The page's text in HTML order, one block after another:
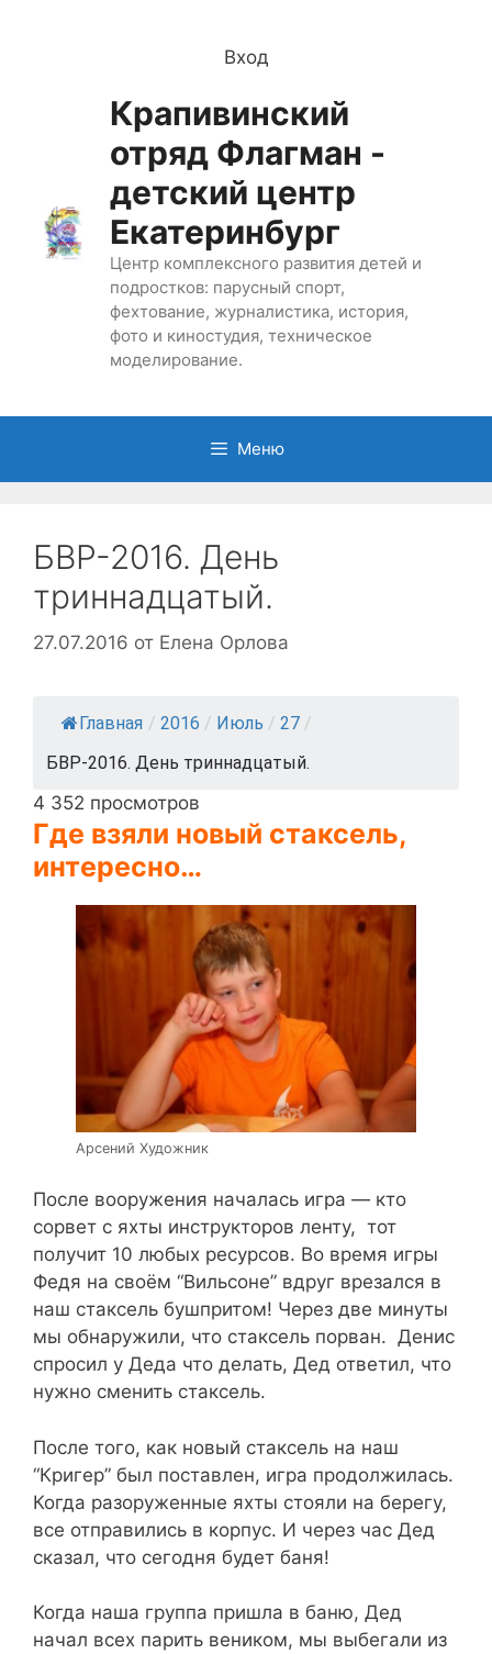
Вход
Крапивинский
отряд Флагман -
детский центр
Екатеринбург
Центр комплексного развития детей и
подростков: парусный спорт,
фехтование, журналистика, история,
фото и киностудия, техническое
моделирование.
Меню
БВР-2016. День
триннадцатый.
27.07.2016 от Елена Орлова
Главная / 2016 / Июль / 27 /
БВР-2016. День триннадцатый.
4 352 просмотров
Где взяли новый стаксель,
интересно…
Арсений Художник
После вооружения началась игра — кто
сорвет с яхты инструкторов ленту, тот
получит 10 любых ресурсов. Во время игры
Федя на своём “Вильсоне” вдруг врезался в
наш стаксель бушпритом! Через две минуты
мы обнаружили, что стаксель порван. Денис
спросил у Деда что делать, Дед ответил, что
нужно сменить стаксель.
После того, как новый стаксель на наш
“Кригер” был поставлен, игра продолжилась.
Когда разоруженные яхты стояли на берегу,
все отправились в корпус. И через час Дед
сказал, что сегодня будет баня!
Когда наша группа пришла в баню, Дед
начал всех парить веником, мы выбегали из